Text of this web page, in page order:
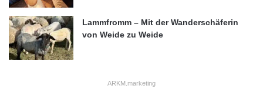
Lammfromm – Mit der Wanderschäferin
von Weide zu Weide
ARKM.marketing